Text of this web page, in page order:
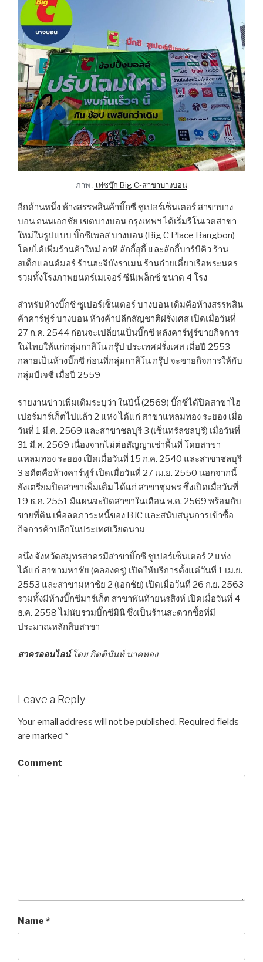
ภาพ : เฟซบุ๊ก Big C-สาขาบางบอน
อีกด้านหนึ่ง ห้างสรรพสินค้าบิ๊กซี ซูเปอร์เซ็นเตอร์ สาขาบาง
บอน ถนนเอกชัย เขตบางบอน กรุงเทพฯ ได้เริ่มรีโนเวตสาขา
ใหม่ในรูปแบบ บิ๊กซีเพลส บางบอน (Big C Place Bangbon)
โดยได้เพิ่มร้านค้าใหม่ อาทิ ลักกี้สุุกี้ และลักกี้บาร์บีคิว ร้าน
สเต็กแอนด์มอร์ ร้านฮะจิบังราเมน ร้านก๋วยเตี๋ยวเรือพระนคร
รวมทั้งโรงภาพยนตร์เมเจอร์ ซีนีเพล็กซ์ ขนาด 4 โรง
สำหรับห้างบิ๊กซี ซูเปอร์เซ็นเตอร์ บางบอน เดิมคือห้างสรรพสิน
ค้าคาร์ฟูร์ บางบอน ห้างค้าปลีกสัญชาติฝรั่งเศส เปิดเมื่อวันที่
27 ก.ค. 2544 ก่อนจะเปลี่ยนเป็นบิ๊กซี หลังคาร์ฟูร์ขายกิจการ
ในไทยให้แก่กลุ่มกาสิโน กรุ๊ป ประเทศฝรั่งเศส เมื่อปี 2553
กลายเป็นห้างบิ๊กซี ก่อนที่กลุ่มกาสิโน กรุ๊ป จะขายกิจการให้กับ
กลุ่มบีเจซี เมื่อปี 2559
รายงานข่าวเพิ่มเติมระบุว่า ในปีนี้ (2569) บิ๊กซีได้ปิดสาขาไฮ
เปอร์มาร์เก็ตไปแล้ว 2 แห่ง ได้แก่ สาขาแหลมทอง ระยอง เมื่อ
วันที่ 1 มี.ค. 2569 และสาขาชลบุรี 3 (เซ็นทรัลชลบุรี) เมื่อวันที่
31 มี.ค. 2569 เนื่องจากไม่ต่อสัญญาเช่าพื้นที่ โดยสาขา
แหลมทอง ระยอง เปิดเมื่อวันที่ 15 ก.ค. 2540 และสาขาชลบุรี
3 อดีตคือห้างคาร์ฟูร์ เปิดเมื่อวันที่ 27 เม.ย. 2550 นอกจากนี้
ยังเตรียมปิดสาขาเพิ่มเติม ได้แก่ สาขาชุมพร ซึ่งเปิดเมื่อวันที่
19 ธ.ค. 2551 มีแผนจะปิดสาขาในเดือน พ.ค. 2569 พร้อมกับ
ขายที่ดิน เพื่อลดภาระหนี้ของ BJC และสนับสนุนการเข้าซื้อ
กิจการค้าปลีกในประเทศเวียดนาม
อนึ่ง จังหวัดสมุทรสาครมีสาขาบิ๊กซี ซูเปอร์เซ็นเตอร์ 2 แห่ง
ได้แก่ สาขามหาชัย (คลองครุ) เปิดให้บริการตั้งแต่วันที่ 1 เม.ย.
2553 และสาขามหาชัย 2 (เอกชัย) เปิดเมื่อวันที่ 26 ก.ย. 2563
รวมทั้งมีห้างบิ๊กซีมาร์เก็ต สาขาพันท้ายนรสิงห์ เปิดเมื่อวันที่ 4
ธ.ค. 2558 ไม่นับรวมบิ๊กซีมินิ ซึ่งเป็นร้านสะดวกซื้อที่มี
ประมาณหลักสิบสาขา
สาครออนไลน์ โดย กิตตินันท์ นาคทอง
Leave a Reply
Your email address will not be published. Required fields
are marked *
Comment
Name *